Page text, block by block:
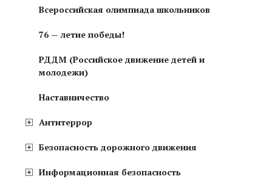
Всероссийская олимпиада школьников
76 — летие победы!
РДДМ (Российское движение детей и
молодежи)
Наставничество
Антитеррор
Безопасность дорожного движения
Информационная безопасность